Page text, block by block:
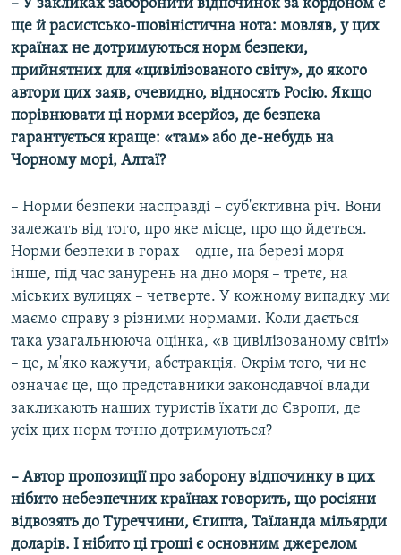
– У закликах заборонити відпочинок за кордоном є
ще й расистсько-шовіністична нота: мовляв, у цих
країнах не дотримуються норм безпеки,
прийнятних для «цивілізованого світу», до якого
автори цих заяв, очевидно, відносять Росію. Якщо
порівнювати ці норми всерйоз, де безпека
гарантується краще: «там» або де-небудь на
Чорному морі, Алтаї?
– Норми безпеки насправді – суб'єктивна річ. Вони
залежать від того, про яке місце, про що йдеться.
Норми безпеки в горах – одне, на березі моря –
інше, під час занурень на дно моря – третє, на
міських вулицях – четверте. У кожному випадку ми
маємо справу з різними нормами. Коли дається
така узагальнююча оцінка, «в цивілізованому світі»
– це, м'яко кажучи, абстракція. Окрім того, чи не
означає це, що представники законодавчої влади
закликають наших туристів їхати до Європи, де
усіх цих норм точно дотримуються?
– Автор пропозиції про заборону відпочинку в цих
нібито небезпечних країнах говорить, що росіяни
відвозять до Туреччини, Єгипта, Таїланда мільярди
доларів. І нібито ці гроші є основним джерелом